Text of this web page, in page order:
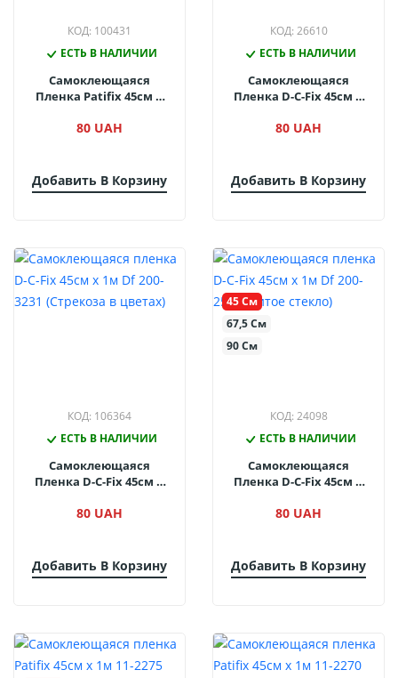
КОД: 100431
ЕСТЬ В НАЛИЧИИ
Самоклеющаяся
Пленка Patifix 45см Х
Готика)
80 UAH
Добавить В Корзину
КОД: 26610
ЕСТЬ В НАЛИЧИИ
Самоклеющаяся
Пленка D-C-Fix 45см Х
(Солнечные Блики)
80 UAH
Добавить В Корзину
КОД: 106364
ЕСТЬ В НАЛИЧИИ
Самоклеющаяся
Пленка D-C-Fix 45см Х
В Цветах)
80 UAH
Добавить В Корзину
45 См
67,5 См
90 См
КОД: 24098
ЕСТЬ В НАЛИЧИИ
Самоклеющаяся
Пленка D-C-Fix 45см Х
Стекло)
80 UAH
Добавить В Корзину